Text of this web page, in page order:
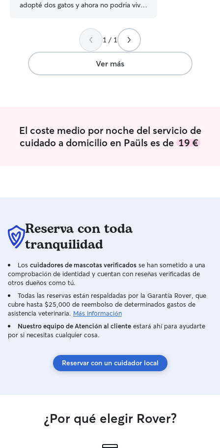
adopté dos gatos y ahora no podria vivir
de 9 a 13 y de 15:30 a 19:30 de Lunes a
Viernes. Los fines de semana intento
tener una vida activa, salir a pasear por la
montaña o por la playa, actividades que
como máximo dos si van en pack, mis
dos gatos son muy sociables y estan
1 / 1
Ver más
El coste medio por noche del servicio de
cuidado a domicilio en Paüls es de 19 €
Reserva con toda
tranquilidad
Los cuidadores de mascotas verificados se han sometido a una
comprobación de identidad y cuentan con reseñas verificadas de
otros dueños como tú.
Todas las reservas están respaldadas por la Garantía Rover, que
cubre hasta $25,000 de reembolso de determinados gastos de
asistencia veterinaria. Más información
Nuestro equipo de Atención al cliente estará ahí para ayudarte
por si necesitas cualquier cosa.
Reservar con un cuidador local
¿Por qué elegir Rover?